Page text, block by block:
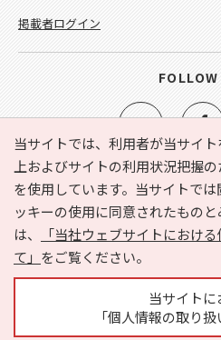
当サイトでは、利用者が当サイ
上およびサイトの利用状況把握
を使用しています。当サイトで
ッキーの使用に同意されたもの
は、
「当社ウェブサイトにおけ
て」 をご覧ください。
当サイトに
「個人情報の取り
e-NAVITA（イーナビタ）とは？
利用規約
個人情報の取り扱い
サイトマップ
広告掲載に
掲載者ログイン